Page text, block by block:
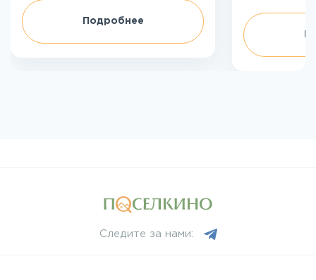
Подробнее
Следите за нами: